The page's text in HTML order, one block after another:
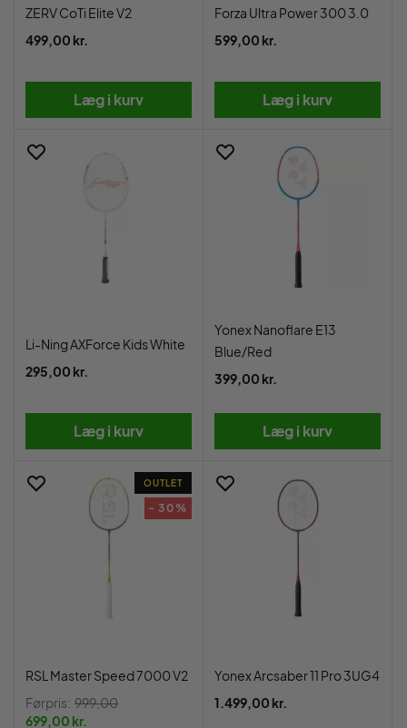
ZERV CoTi Elite V2
499,00 kr.
Læg i kurv
Forza Ultra Power 300 3.0
599,00 kr.
Læg i kurv
Li-Ning AXForce Kids White
295,00 kr.
Læg i kurv
Yonex Nanoflare E13
Blue/Red
399,00 kr.
Læg i kurv
OUTLET
- 30%
RSL Master Speed 7000 V2
Førpris: 999,00
699,00 kr.
Yonex Arcsaber 11 Pro 3UG4
1.499,00 kr.